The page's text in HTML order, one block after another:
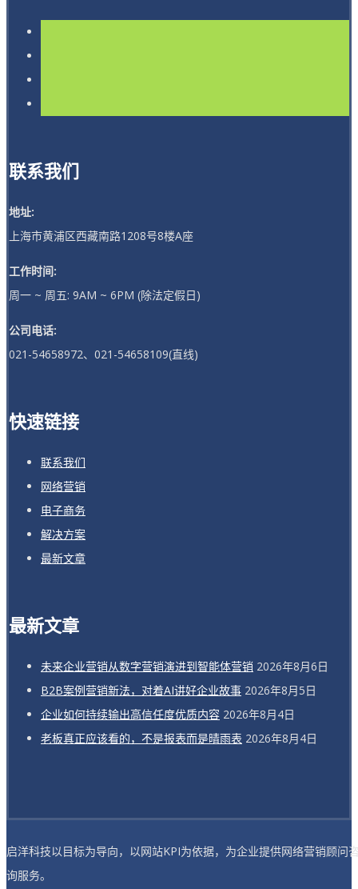
联系我们
地址:
上海市黄浦区西藏南路1208号8楼A座
工作时间:
周一 ~ 周五: 9AM ~ 6PM (除法定假日)
公司电话:
021-54658972、021-54658109(直线)
快速链接
联系我们
网络营销
电子商务
解决方案
最新文章
最新文章
未来企业营销从数字营销演进到智能体营销 2026年8月6日
B2B案例营销新法，对着AI讲好企业故事 2026年8月5日
企业如何持续输出高信任度优质内容 2026年8月4日
老板真正应该看的，不是报表而是晴雨表 2026年8月4日
启洋科技以目标为导向，以网站KPI为依据，为企业提供网络营销顾问
询服务。